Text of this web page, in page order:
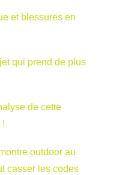
et blessures en
qui prend de plus
de cette
!
outdoor au
casser les codes